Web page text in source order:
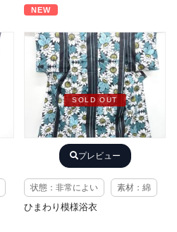
NEW
SOLD OUT
プレビュー
状態：非常によい 素材：綿
ひまわり模様浴衣